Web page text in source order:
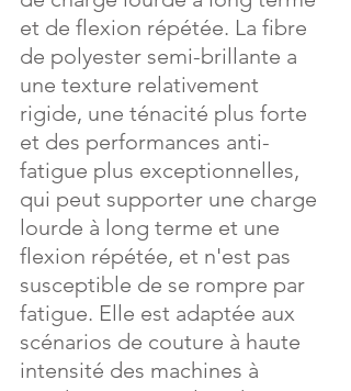
et de flexion répétée. La fibre
de polyester semi-brillante a
une texture relativement
rigide, une ténacité plus forte
et des performances anti-
fatigue plus exceptionnelles,
qui peut supporter une charge
lourde à long terme et une
flexion répétée, et n'est pas
susceptible de se rompre par
fatigue. Elle est adaptée aux
scénarios de couture à haute
intensité des machines à